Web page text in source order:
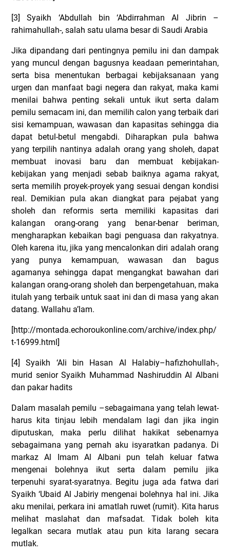
[3] Syaikh ‘Abdullah bin ‘Abdirrahman Al Jibrin –
rahimahullah-, salah satu ulama besar di Saudi Arabia
Jika dipandang dari pentingnya pemilu ini dan dampak
yang muncul dengan bagusnya keadaan pemerintahan,
serta bisa menentukan berbagai kebijaksanaan yang
urgen dan manfaat bagi negera dan rakyat, maka kami
menilai bahwa penting sekali untuk ikut serta dalam
pemilu semacam ini, dan memilih calon yang terbaik dari
sisi kemampuan, wawasan dan kapasitas sehingga dia
dapat betul-betul mengabdi. Diharapkan pula bahwa
yang terpilih nantinya adalah orang yang sholeh, dapat
membuat inovasi baru dan membuat kebijakan-
kebijakan yang menjadi sebab baiknya agama rakyat,
serta memilih proyek-proyek yang sesuai dengan kondisi
real. Demikian pula akan diangkat para pejabat yang
sholeh dan reformis serta memiliki kapasitas dari
kalangan orang-orang yang benar-benar beriman,
mengharapkan kebaikan bagi penguasa dan rakyatnya.
Oleh karena itu, jika yang mencalonkan diri adalah orang
yang punya kemampuan, wawasan dan bagus
agamanya sehingga dapat mengangkat bawahan dari
kalangan orang-orang sholeh dan berpengetahuan, maka
itulah yang terbaik untuk saat ini dan di masa yang akan
datang. Wallahu a’lam.
[http://montada.echoroukonline.com/archive/index.php/
t-16999.html]
[4] Syaikh ‘Ali bin Hasan Al Halabiy–hafizhohullah-,
murid senior Syaikh Muhammad Nashiruddin Al Albani
dan pakar hadits
Dalam masalah pemilu –sebagaimana yang telah lewat-
harus kita tinjau lebih mendalam lagi dan jika ingin
diputuskan, maka perlu dilihat hakikat sebenarnya
sebagaimana yang pernah aku isyaratkan padanya. Di
markaz Al Imam Al Albani pun telah keluar fatwa
mengenai bolehnya ikut serta dalam pemilu jika
terpenuhi syarat-syaratnya. Begitu juga ada fatwa dari
Syaikh ‘Ubaid Al Jabiriy mengenai bolehnya hal ini. Jika
aku menilai, perkara ini amatlah ruwet (rumit). Kita harus
melihat maslahat dan mafsadat. Tidak boleh kita
legalkan secara mutlak atau pun kita larang secara
mutlak.